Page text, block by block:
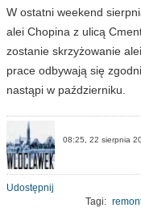
W ostatni weekend
alei Chopina z ulicą
zostanie skrzyżowanie
prace odbywają się
nastąpi w październiku.
08:25, 22 sierpnia
Udostępnij
Tagi: